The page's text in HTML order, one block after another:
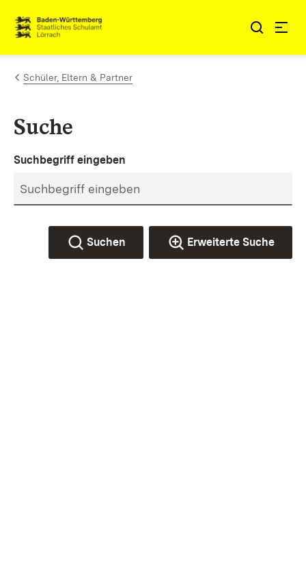
Zum Inhalt springen
Link zur Startseite
Schüler, Eltern & Partner
Suche
Suchbegriff eingeben
Suchen Erweiterte Suche